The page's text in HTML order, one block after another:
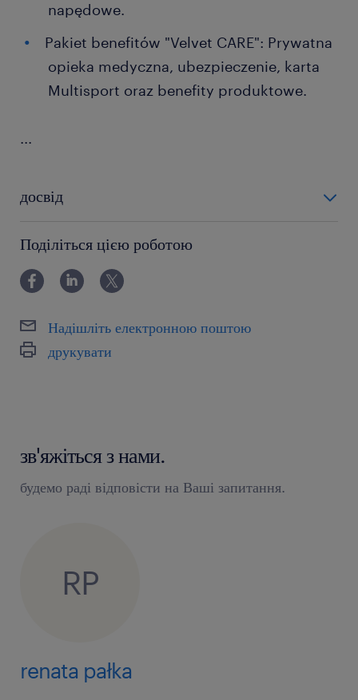
napędowe.
Pakiet benefitów "Velvet CARE": Prywatna
opieka medyczna, ubezpieczenie, karta
Multisport oraz benefity produktowe.
...
досвід
Поділіться цією роботою
Надішліть електронною поштою
друкувати
зв'яжіться з нами.
будемо раді відповісти на Ваші запитання.
RP
renata pałka